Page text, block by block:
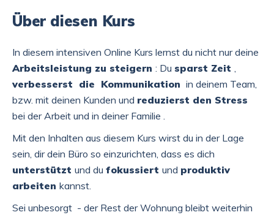
Über diesen Kurs
In diesem intensiven Online Kurs lernst du nicht nur deine
Arbeitsleistung zu steigern : Du sparst Zeit ,
verbesserst die Kommunikation in deinem Team,
bzw. mit deinen Kunden und reduzierst den Stress
bei der Arbeit und in deiner Familie .
Mit den Inhalten aus diesem Kurs wirst du in der Lage
sein, dir dein Büro so einzurichten, dass es dich
unterstützt und du fokussiert und produktiv
arbeiten kannst.
Sei unbesorgt - der Rest der Wohnung bleibt weiterhin